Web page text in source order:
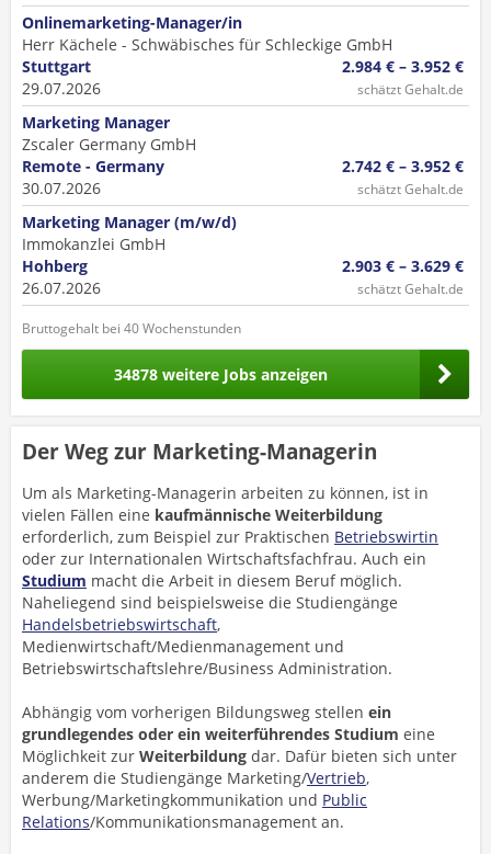
Onlinemarketing-Manager/in
Herr Kächele - Schwäbisches für Schleckige GmbH
Stuttgart
29.07.2026
2.984 € – 3.952 €
schätzt Gehalt.de
Marketing Manager
Zscaler Germany GmbH
Remote - Germany
30.07.2026
2.742 € – 3.952 €
schätzt Gehalt.de
Marketing Manager (m/w/d)
Immokanzlei GmbH
Hohberg
26.07.2026
2.903 € – 3.629 €
schätzt Gehalt.de
Bruttogehalt bei 40 Wochenstunden
34878 weitere Jobs anzeigen
Der Weg zur Marketing-Managerin
Um als Marketing-Managerin arbeiten zu können, ist in
vielen Fällen eine kaufmännische Weiterbildung
erforderlich, zum Beispiel zur Praktischen Betriebswirtin
oder zur Internationalen Wirtschaftsfachfrau. Auch ein
Studium macht die Arbeit in diesem Beruf möglich.
Naheliegend sind beispielsweise die Studiengänge
Handelsbetriebswirtschaft,
Medienwirtschaft/Medienmanagement und
Betriebswirtschaftslehre/Business Administration.
Abhängig vom vorherigen Bildungsweg stellen ein
grundlegendes oder ein weiterführendes Studium eine
Möglichkeit zur Weiterbildung dar. Dafür bieten sich unter
anderem die Studiengänge Marketing/Vertrieb,
Werbung/Marketingkommunikation und Public
Relations/Kommunikationsmanagement an.